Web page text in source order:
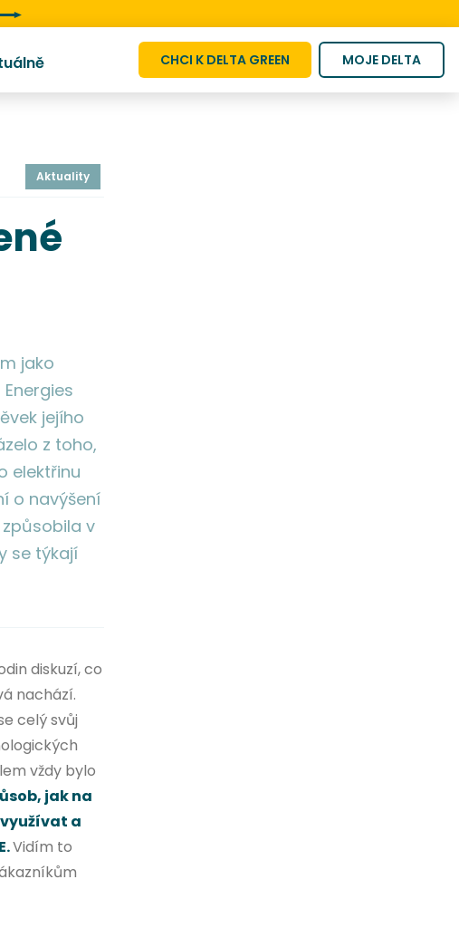
CHCI K DELTA GREEN MOJE DELTA
Aktuality
jako
jejího
z toho,
elektřinu
o navýšení
v
se týkají
diskuzí, co
nachází.
celý svůj
vždy bylo
jak na
a
Vidím to